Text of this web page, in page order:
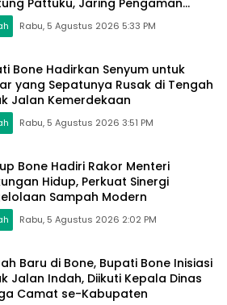
Terpasang
Rabu, 5 Agustus 2026 5:33 PM
Bone Hadirkan Senyum untuk
yang Sepatunya Rusak di Tengah
Jalan Kemerdekaan
Rabu, 5 Agustus 2026 3:51 PM
Bone Hadiri Rakor Menteri
Hidup, Perkuat Sinergi
Sampah Modern
Rabu, 5 Agustus 2026 2:02 PM
Baru di Bone, Bupati Bone Inisiasi
Jalan Indah, Diikuti Kepala Dinas
Camat se-Kabupaten